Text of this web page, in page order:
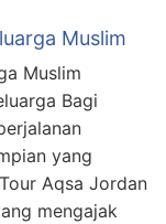
Muslim
Muslim
Bagi
yang
Aqsa Jordan
mengajak